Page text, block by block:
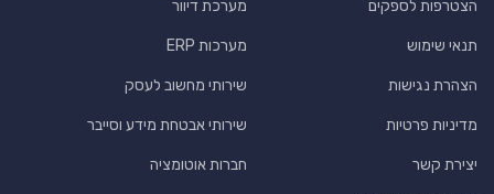
הצטרפות לספקים
תנאי שימוש
הצהרת נגישות
מדיניות פרטיות
יצירת קשר
מערכת דיוור
מערכות ERP
שירותי מחשוב לעסק
שירותי אבטחת מידע וסייבר
חברות אוטומציה